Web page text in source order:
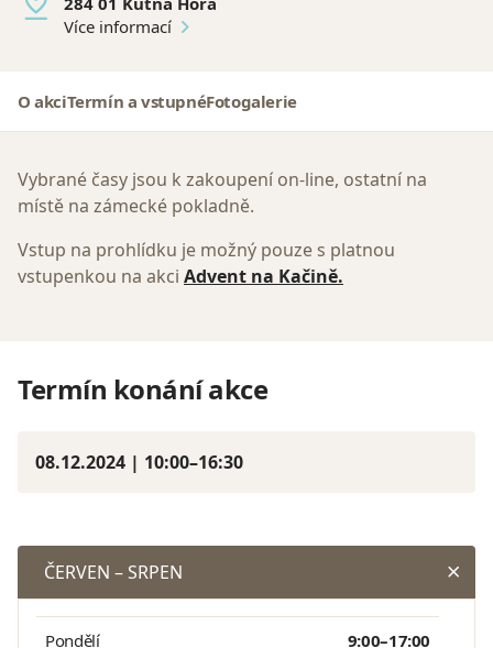
Více informací
O akciTermín a vstupnéFotogalerie
Vybrané časy jsou k zakoupení on-line, ostatní na
místě na zámecké pokladně.
Vstup na prohlídku je možný pouze s platnou
vstupenkou na akci Advent na Kačině.
Termín konání akce
08.12.2024 | 10:00–16:30
ČERVEN – SRPEN
Pondělí 9:00–17:00